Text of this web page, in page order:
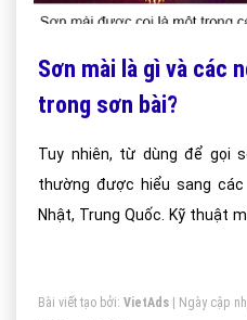
Sơn mài là gì và các
trong sơn bài?
Tuy nhiên, từ dùng để gọi
thường được hiểu sang
Nhật, Trung Quốc. Kỹ thuật
Bài viết tạo bởi: VietAds | Ngày cập